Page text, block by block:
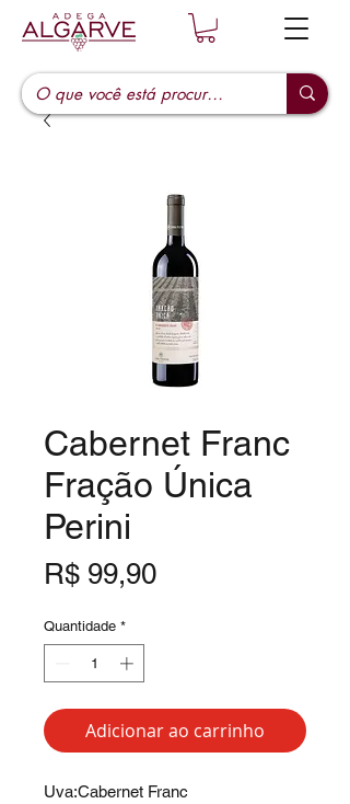
Cabernet Franc
Fração Única
Perini
R$ 99,90Preço
Quantidade *
Adicionar ao carrinho
Uva:Cabernet Franc